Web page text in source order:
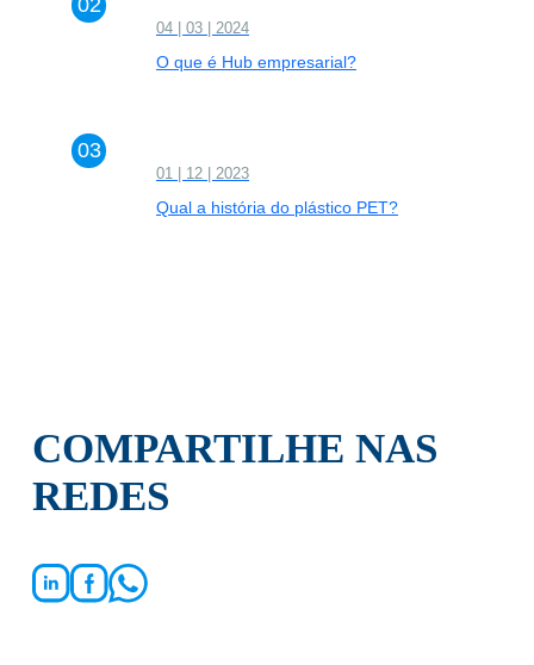
04 | 03 | 2024
O que é Hub empresarial?
01 | 12 | 2023
Qual a história do plástico PET?
COMPARTILHE NAS
REDES